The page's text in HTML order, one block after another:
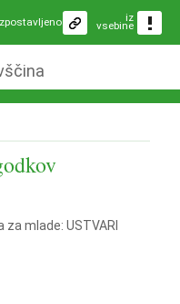
iz
vsebine
mlade: USTVARI